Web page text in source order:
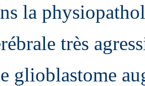
la
très
glioblastome